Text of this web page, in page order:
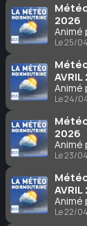
2026
Animé
Le 25/
Animé
Le 24/
2026
Animé
Le 23/
Animé
Le 22/